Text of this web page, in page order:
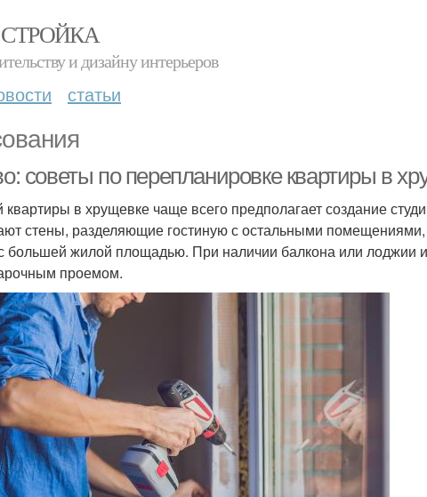
и дизайну интерьеров
статьи
советы по перепланировке квартиры в
в хрущевке чаще всего предполагает создание
стены, разделяющие гостиную с остальными помещениями,
большей жилой площадью. При наличии балкона или лоджии
проемом.